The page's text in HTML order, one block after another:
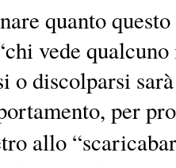
quanto
vede
o discolparsi
per
allo